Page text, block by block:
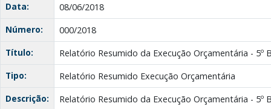
Data:
08/06/2018
Número:
000/2018
Título:
Relatório Resumido da Execução Orçamentária - 5º
Tipo:
Relatório Resumido Execução Orçamentária
Descrição:
Relatório Resumido da Execução Orçamentária - 5º